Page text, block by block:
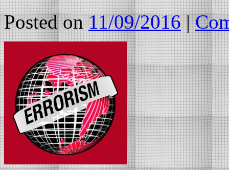
Posted on 11/09/2016 |